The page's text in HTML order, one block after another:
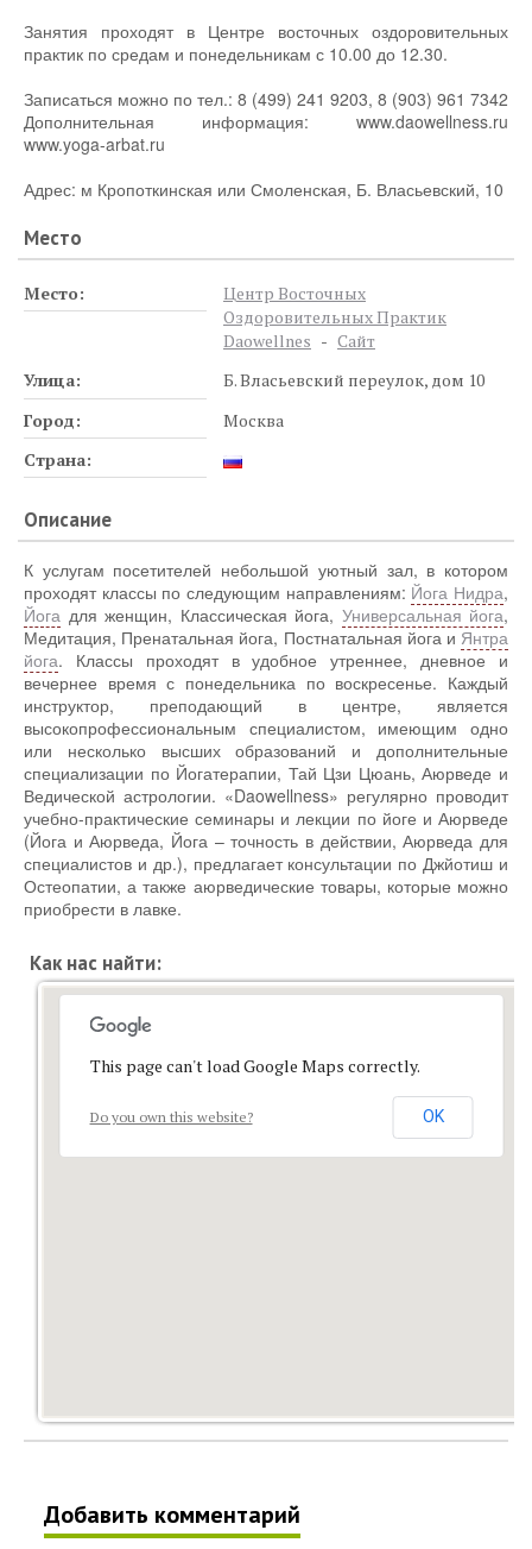
Занятия проходят в Центре восточных оздоровительных
практик по средам и понедельникам с 10.00 до 12.30.
Записаться можно по тел.: 8 (499) 241 9203, 8 (903) 961 7342
Дополнительная информация: www.daowellness.ru
www.yoga-arbat.ru
Адрес: м Кропоткинская или Смоленская, Б. Власьевский, 10
Место
Место:
Центр Восточных
Оздоровительных Практик
Daowellnes - Сайт
Улица:
Б. Власьевский переулок, дом 10
Город:
Москва
Страна:
Описание
К услугам посетителей небольшой уютный зал, в котором
проходят классы по следующим направлениям: Йога Нидра,
Йога для женщин, Классическая йога, Универсальная йога,
Медитация, Пренатальная йога, Постнатальная йога и Янтра
йога. Классы проходят в удобное утреннее, дневное и
вечернее время с понедельника по воскресенье. Каждый
инструктор, преподающий в центре, является
высокопрофессиональным специалистом, имеющим одно
или несколько высших образований и дополнительные
специализации по Йогатерапии, Тай Цзи Цюань, Аюрведе и
Ведической астрологии. «Daowellness» регулярно проводит
учебно-практические семинары и лекции по йоге и Аюрведе
(Йога и Аюрведа, Йога – точность в действии, Аюрведа для
специалистов и др.), предлагает консультации по Джйотиш и
Остеопатии, а также аюрведические товары, которые можно
приобрести в лавке.
Как нас найти:
This page can't load Google Maps correctly.
Do you own this website? OK
Добавить комментарий